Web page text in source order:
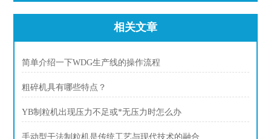
相关文章
简单介绍一下WDG生产线的操作流程
粗碎机具有哪些特点？
YB制粒机出现压力不足或*无压力时怎么办
手动型干法制粒机是传统工艺与现代技术的融合